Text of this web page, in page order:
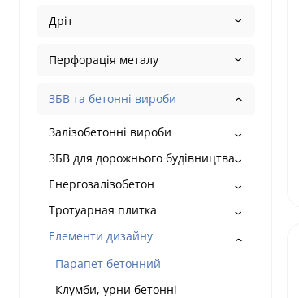
Дріт
Перфорація металу
ЗБВ та бетонні вироби
Залізобетонні вироби
ЗБВ для дорожнього будівництва
Енергозалізобетон
Тротуарная плитка
Елементи дизайну
Парапет бетонний
Клумби, урни бетонні